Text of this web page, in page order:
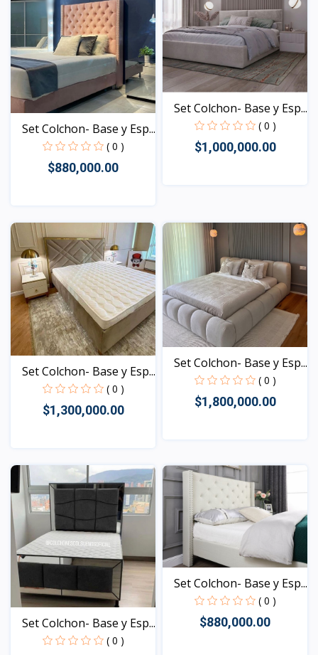
Set Colchon- Base y Esp...
( 0 )
$880,000.00
Vista
Set Colchon- Base y Esp...
( 0 )
$1,000,000.00
Set Colchon- Base y Esp...
( 0 )
$1,300,000.00
Vista
Set Colchon- Base y Esp...
( 0 )
$1,800,000.00
Set Colchon- Base y Esp...
( 0 )
Set Colchon- Base y Esp...
( 0 )
$880,000.00